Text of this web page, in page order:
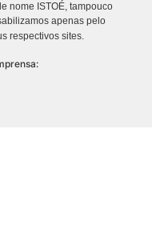
nome ISTOÉ, tampouco
apenas pelo
respectivos sites.